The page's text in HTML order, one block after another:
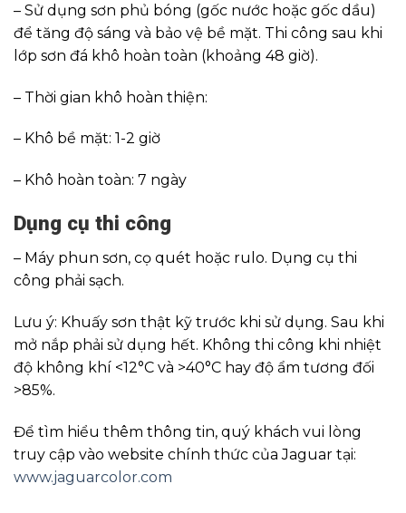
– Sử dụng sơn phủ bóng (gốc nước hoặc gốc dầu)
để tăng độ sáng và bảo vệ bề mặt. Thi công sau khi
lớp sơn đá khô hoàn toàn (khoảng 48 giờ).
– Thời gian khô hoàn thiện:
– Khô bề mặt: 1-2 giờ
– Khô hoàn toàn: 7 ngày
Dụng cụ thi công
– Máy phun sơn, cọ quét hoặc rulo. Dụng cụ thi
công phải sạch.
Lưu ý: Khuấy sơn thật kỹ trước khi sử dụng. Sau khi
mở nắp phải sử dụng hết. Không thi công khi nhiệt
độ không khí <12°C và >40°C hay độ ẩm tương đối
>85%.
Để tìm hiểu thêm thông tin, quý khách vui lòng
truy cập vào website chính thức của Jaguar tại:
www.jaguarcolor.com